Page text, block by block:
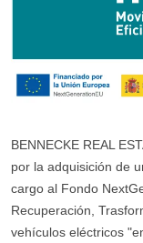
BENNECKE REAL
por la adquisición de
cargo al Fondo
Recuperación,
vehículos eléctricos